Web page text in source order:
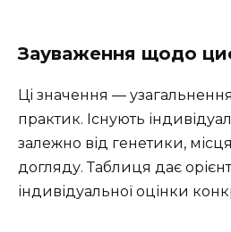
Зауваження щодо
Ці значення —
практик. Існують
залежно від генетики,
догляду. Таблиця дає
індивідуальної оцінки